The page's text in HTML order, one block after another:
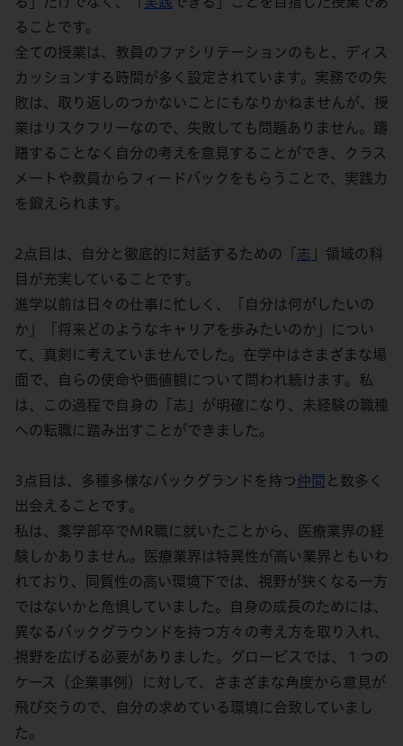
ることです。
全ての授業は、教員のファシリテーションのもと、ディス
カッションする時間が多く設定されています。実務での失
敗は、取り返しのつかないことにもなりかねませんが、授
業はリスクフリーなので、失敗しても問題ありません。躊
躇することなく自分の考えを意見することができ、クラス
メートや教員からフィードバックをもらうことで、実践力
を鍛えられます。
2点目は、自分と徹底的に対話するための「 志 」領域の科
目が充実していることです。
進学以前は日々の仕事に忙しく、「自分は何がしたいの
か」「将来どのようなキャリアを歩みたいのか」につい
て、真剣に考えていませんでした。在学中はさまざまな場
面で、自らの使命や価値観について問われ続けます。私
は、この過程で自身の「志」が明確になり、未経験の職種
への転職に踏み出すことができました。
3点目は、多種多様なバックグランドを持つ仲間 と数多く
出会えることです。
私は、薬学部卒でMR職に就いたことから、医療業界の経
験しかありません。医療業界は特異性が高い業界ともいわ
れており、同質性の高い環境下では、視野が狭くなる一方
ではないかと危惧していました。自身の成長のためには、
異なるバックグラウンドを持つ方々の考え方を取り入れ、
視野を広げる必要がありました。グロービスでは、１つの
ケース（企業事例）に対して、さまざまな角度から意見が
飛び交うので、自分の求めている環境に合致していまし
た。